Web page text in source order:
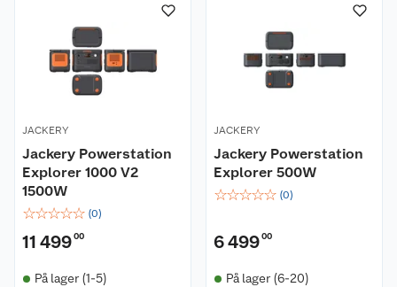
JACKERY
Jackery Powerstation
Explorer 1000 V2
1500W
☆☆☆☆☆ (0)
11 49900
På lager (1-5)
JACKERY
Jackery Powerstation
Explorer 500W
☆☆☆☆☆ (0)
6 49900
På lager (6-20)